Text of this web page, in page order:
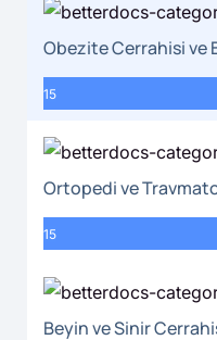
Obezite Cerrahisi ve
15
Ortopedi ve
15
Beyin ve Sinir